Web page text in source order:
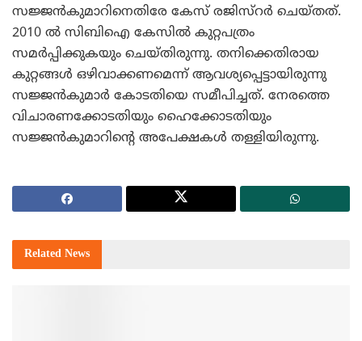
സജ്ജന്‍കുമാറിനെതിരേ കേസ് രജിസ്റര്‍ ചെയ്തത്.
2010 ല്‍ സിബിഐ കേസില്‍ കുറ്റപത്രം
സമര്‍പ്പിക്കുകയും ചെയ്തിരുന്നു. തനിക്കെതിരായ
കുറ്റങ്ങള്‍ ഒഴിവാക്കണമെന്ന് ആവശ്യപ്പെട്ടായിരുന്നു
സജ്ജന്‍കുമാര്‍ കോടതിയെ സമീപിച്ചത്. നേരത്തെ
വിചാരണക്കോടതിയും ഹൈക്കോടതിയും
സജ്ജന്‍കുമാറിന്റെ അപേക്ഷകള്‍ തള്ളിയിരുന്നു.
Related News